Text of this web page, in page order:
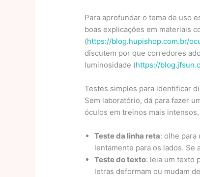
Para aprofundar o tema de uso
boas explicações em materiais
(https://blog.hupishop.com.br/
discutem por que corredores
luminosidade (https://
Testes simples para identificar
Sem laboratório, dá para fazer
óculos em treinos mais
Teste da linha reta: olhe para
lentamente para os lados. Se
Teste do texto: leia um texto
letras deformam ou mudam